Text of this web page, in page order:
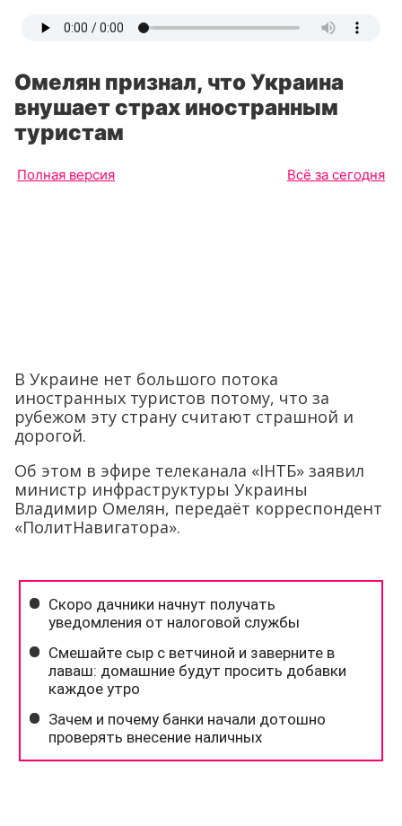
Омелян признал, что Украина
внушает страх иностранным
туристам
Полная версия Всё за сегодня
В Украине нет большого потока
иностранных туристов потому, что за
рубежом эту страну считают страшной и
дорогой.
Об этом в эфире телеканала «ІНТБ» заявил
министр инфраструктуры Украины
Владимир Омелян, передаёт корреспондент
«ПолитНавигатора».